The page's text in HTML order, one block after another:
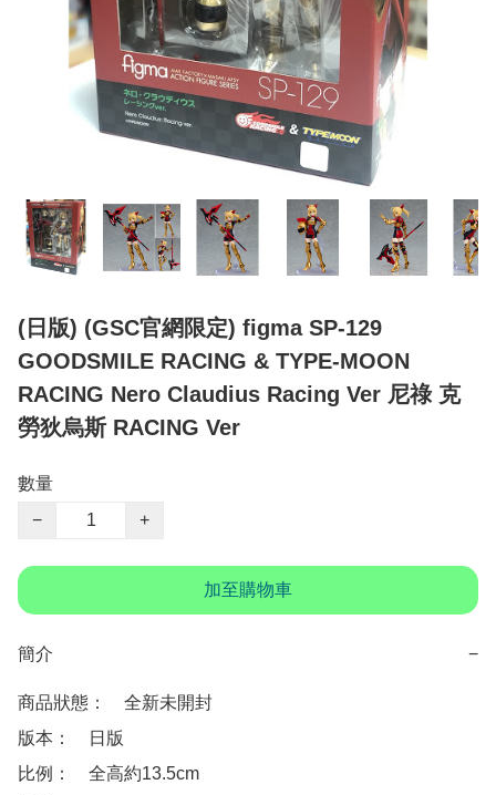
(日版) (GSC官網限定) figma SP-129
GOODSMILE RACING & TYPE-MOON
RACING Nero Claudius Racing Ver 尼祿 克
勞狄烏斯 RACING Ver
數量
−
+
加至購物車
簡介 −
商品狀態：　全新未開封
版本：　日版
比例：　全高約13.5cm